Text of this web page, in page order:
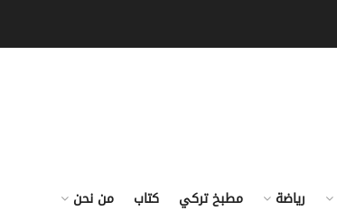
رياضة مطبخ تركي كتاب من نحن